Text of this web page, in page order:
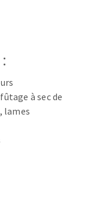
DU MÉTAL
à sec de
lames